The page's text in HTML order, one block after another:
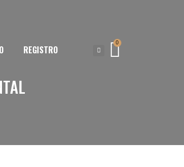
REGISTRO
0